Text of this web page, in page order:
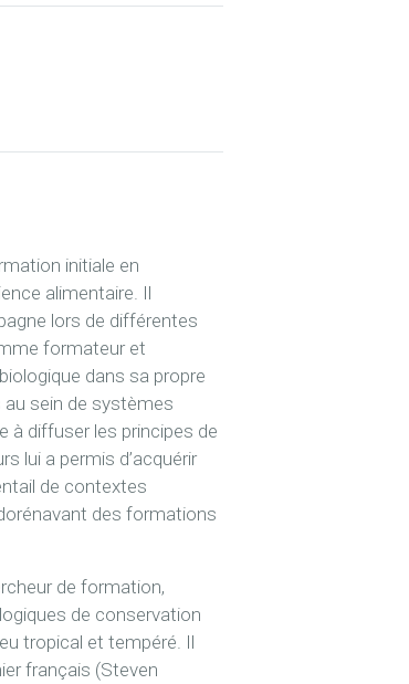
initiale en
alimentaire. Il
lors de différentes
formateur et
dans sa propre
au sein de systèmes
à diffuser les principes de
lui a permis d’acquérir
de contextes
des formations
de formation,
de conservation
tropical et tempéré. Il
français (Steven